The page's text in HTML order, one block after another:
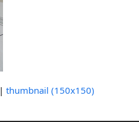
|thumbnail (150x150)